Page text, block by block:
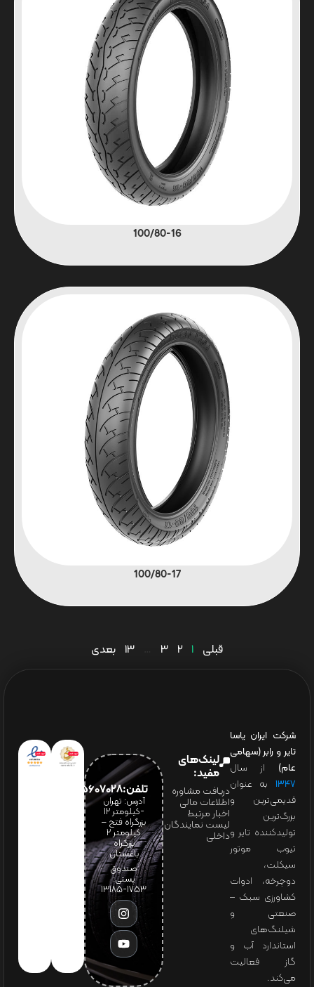
100/80-16
100/80-17
قبلی 1
2
3
13 بعدی
شرکت ایران یاسا
تایر و رابر (سهامی
عام) از سال
۱۳۴۷ به عنوان
قدیمی‌ترین و
بزرگ‌ترین
تولیدکننده تایر و
تیوب موتور
سیکلت،
دوچرخه، ادوات
کشاورزی سبک –
صنعتی و
شیلنگ‌های
استاندارد آب و
گاز فعالیت
می‌کند.
لینک‌های
مفید:
دریافت مشاوره
اطلاعات مالی
اخبار مرتبط
لیست نمایندگان
داخلی
تلفن:65607028(021)
آدرس: تهران
-کیلومتر 12
بزرگراه فتح –
کیلومتر ۲
بزرگراه
باغستان
صندوق
پستی:
1753-13185